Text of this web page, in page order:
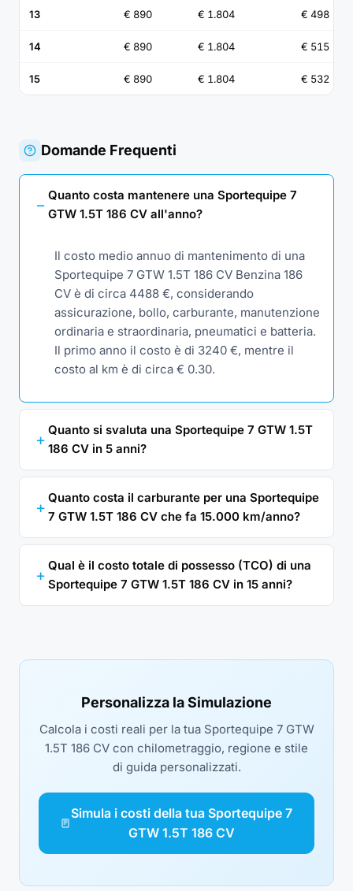
13 € 890 € 1.804 € 498
14 € 890 € 1.804 € 515
15 € 890 € 1.804 € 532
Domande Frequenti
Quanto costa mantenere una Sportequipe 7
GTW 1.5T 186 CV all'anno?
Il costo medio annuo di mantenimento di una
Sportequipe 7 GTW 1.5T 186 CV Benzina 186
CV è di circa 4488 €, considerando
assicurazione, bollo, carburante, manutenzione
ordinaria e straordinaria, pneumatici e batteria.
Il primo anno il costo è di 3240 €, mentre il
costo al km è di circa € 0.30.
Quanto si svaluta una Sportequipe 7 GTW 1.5T
186 CV in 5 anni?
Quanto costa il carburante per una Sportequipe
7 GTW 1.5T 186 CV che fa 15.000 km/anno?
Qual è il costo totale di possesso (TCO) di una
Sportequipe 7 GTW 1.5T 186 CV in 15 anni?
Personalizza la Simulazione
Calcola i costi reali per la tua Sportequipe 7 GTW
1.5T 186 CV con chilometraggio, regione e stile
di guida personalizzati.
Simula i costi della tua Sportequipe 7
GTW 1.5T 186 CV